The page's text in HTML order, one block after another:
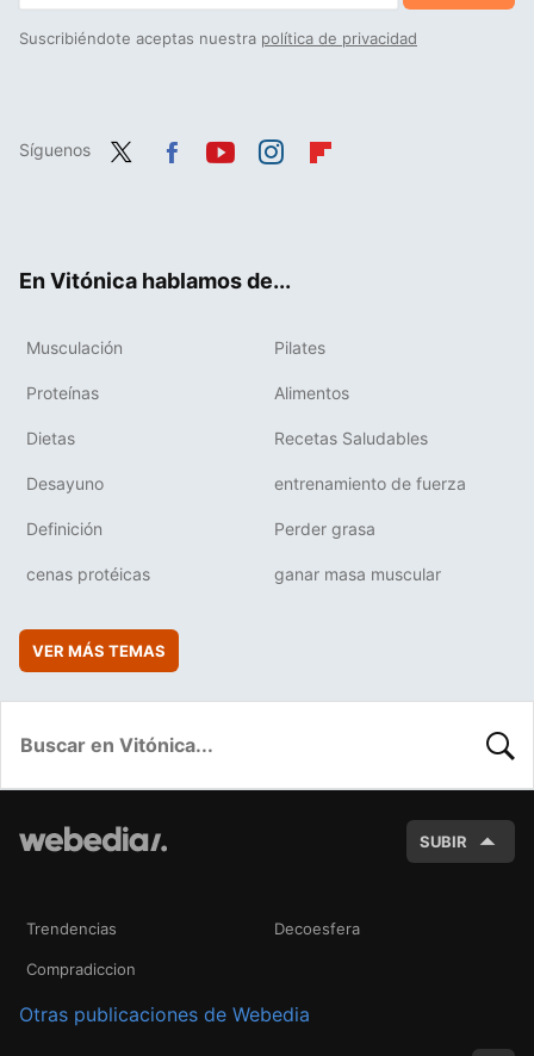
Suscribiéndote aceptas nuestra política de privacidad
Síguenos
En Vitónica hablamos de...
Musculación Pilates
Proteínas Alimentos
Dietas Recetas Saludables
Desayuno entrenamiento de fuerza
Definición Perder grasa
cenas protéicas ganar masa muscular
VER MÁS TEMAS
SUBIR
Trendencias Decoesfera
Compradiccion
Otras publicaciones de Webedia